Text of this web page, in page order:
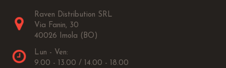
Raven Distribution SRL
Via Fanin, 30
40026 Imola (BO)
Lun - Ven:
9.00 - 13.00 / 14.00 - 18.00